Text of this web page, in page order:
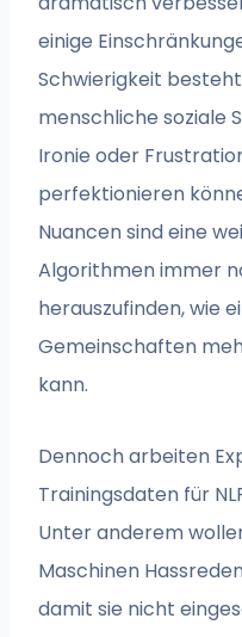
einige
Schwierigkeit
menschliche soziale
Ironie oder
perfektionieren
Nuancen sind eine
Algorithmen immer
herauszufinden, wie
Gemeinschaften
kann.
Dennoch arbeiten
Trainingsdaten für
Unter anderem
Maschinen
damit sie nicht